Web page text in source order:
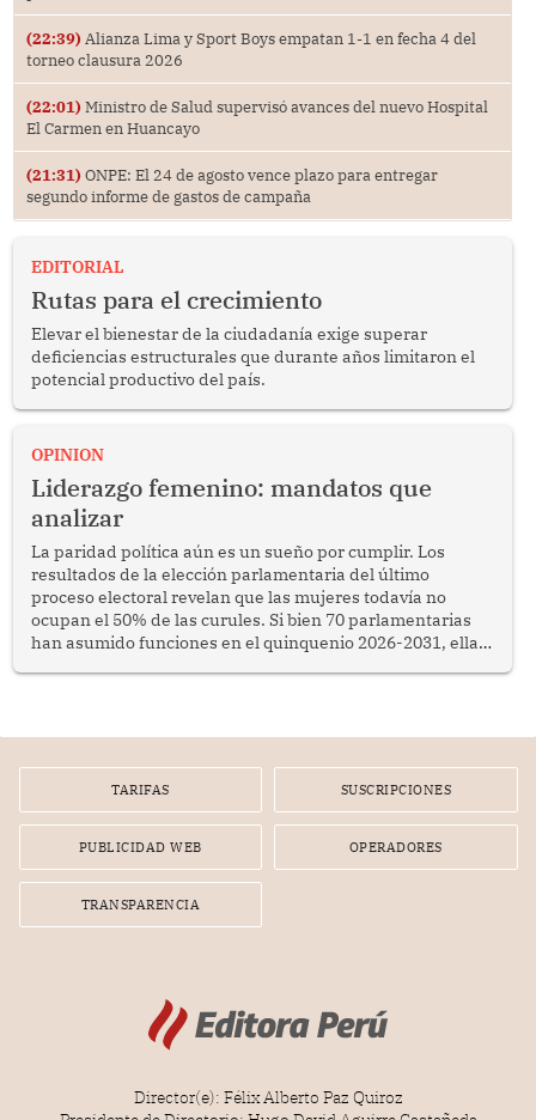
(22:39) Alianza Lima y Sport Boys empatan 1-1 en fecha 4 del
torneo clausura 2026
(22:01) Ministro de Salud supervisó avances del nuevo Hospital
El Carmen en Huancayo
(21:31) ONPE: El 24 de agosto vence plazo para entregar
segundo informe de gastos de campaña
EDITORIAL
Rutas para el crecimiento
Elevar el bienestar de la ciudadanía exige superar
deficiencias estructurales que durante años limitaron el
potencial productivo del país.
OPINION
Liderazgo femenino: mandatos que
analizar
La paridad política aún es un sueño por cumplir. Los
resultados de la elección parlamentaria del último
proceso electoral revelan que las mujeres todavía no
ocupan el 50% de las curules. Si bien 70 parlamentarias
han asumido funciones en el quinquenio 2026-2031, ellas
TARIFAS SUSCRIPCIONES
PUBLICIDAD WEB OPERADORES
TRANSPARENCIA
Director(e): Félix Alberto Paz Quiroz